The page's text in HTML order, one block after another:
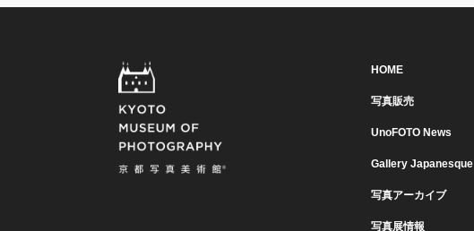
HOME
写真販売
UnoFOTO News
Gallery Japanesque
写真アーカイブ
写真展情報